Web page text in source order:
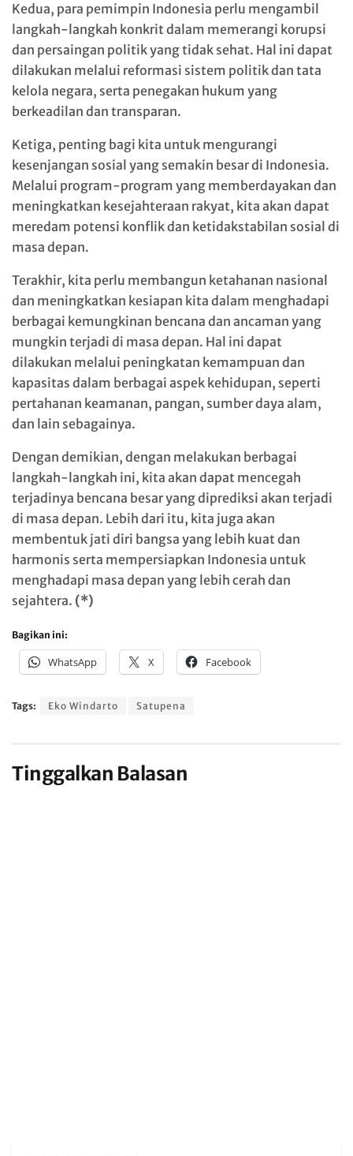
Kedua, para pemimpin Indonesia perlu mengambil
langkah-langkah konkrit dalam memerangi korupsi
dan persaingan politik yang tidak sehat. Hal ini dapat
dilakukan melalui reformasi sistem politik dan tata
kelola negara, serta penegakan hukum yang
berkeadilan dan transparan.
Ketiga, penting bagi kita untuk mengurangi
kesenjangan sosial yang semakin besar di Indonesia.
Melalui program-program yang memberdayakan dan
meningkatkan kesejahteraan rakyat, kita akan dapat
meredam potensi konflik dan ketidakstabilan sosial di
masa depan.
Terakhir, kita perlu membangun ketahanan nasional
dan meningkatkan kesiapan kita dalam menghadapi
berbagai kemungkinan bencana dan ancaman yang
mungkin terjadi di masa depan. Hal ini dapat
dilakukan melalui peningkatan kemampuan dan
kapasitas dalam berbagai aspek kehidupan, seperti
pertahanan keamanan, pangan, sumber daya alam,
dan lain sebagainya.
Dengan demikian, dengan melakukan berbagai
langkah-langkah ini, kita akan dapat mencegah
terjadinya bencana besar yang diprediksi akan terjadi
di masa depan. Lebih dari itu, kita juga akan
membentuk jati diri bangsa yang lebih kuat dan
harmonis serta mempersiapkan Indonesia untuk
menghadapi masa depan yang lebih cerah dan
sejahtera. (*)
Bagikan ini:
WhatsApp X Facebook
Tags: Eko Windarto Satupena
Tinggalkan Balasan